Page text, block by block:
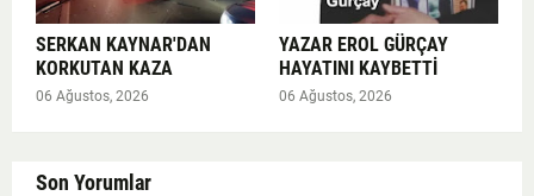
SERKAN KAYNAR'DAN
KORKUTAN KAZA
06 Ağustos, 2026
YAZAR EROL GÜRÇAY
HAYATINI KAYBETTİ
06 Ağustos, 2026
Son Yorumlar